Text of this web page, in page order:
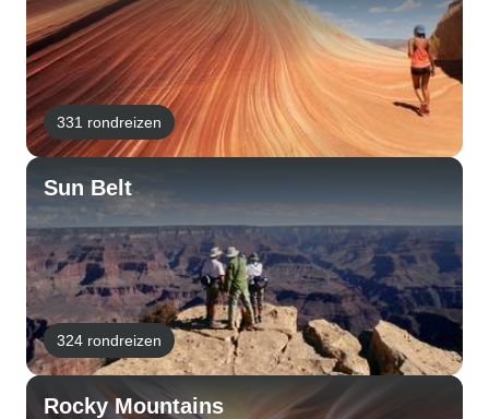
331 rondreizen
Sun Belt
324 rondreizen
Rocky Mountains